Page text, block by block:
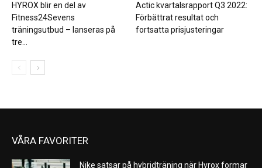
HYROX blir en del av
Fitness24Sevens
träningsutbud – lanseras på
tre...
Actic kvartalsrapport Q3 2022:
Förbättrat resultat och
fortsatta prisjusteringar
VÅRA FAVORITER
Nike satsar på hybridträning när Hyrox formar